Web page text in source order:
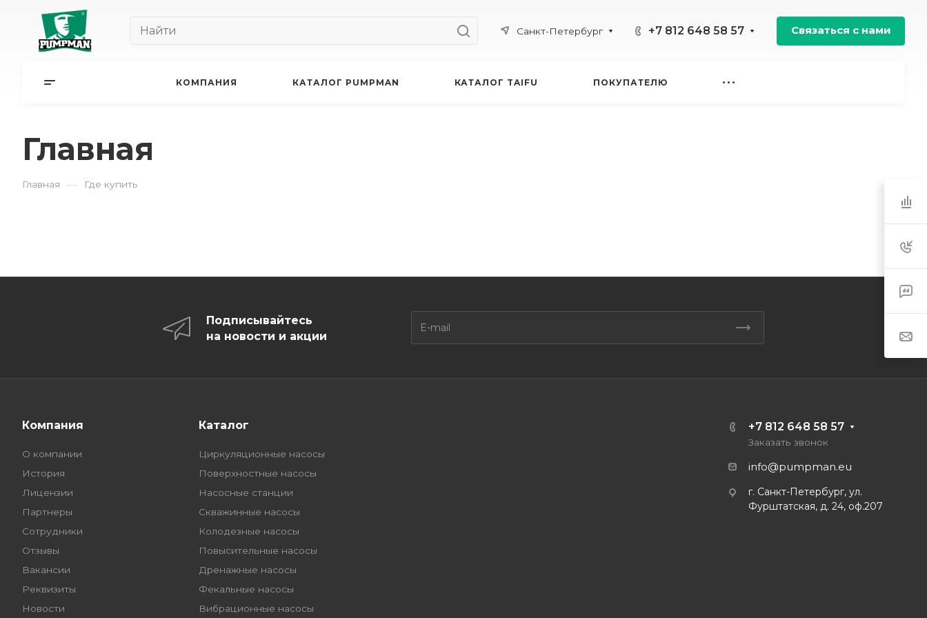
Санкт-Петербург +7 812 648 58 57 Связаться с нами
КОМПАНИЯ КАТАЛОГ PUMPMAN КАТАЛОГ TAIFU ПОКУПАТЕЛЮ
Главная
Главная — Где купить
Подписывайтесь
на новости и акции
Компания
О компании
История
Лицензии
Партнеры
Сотрудники
Отзывы
Вакансии
Реквизиты
Новости
Каталог
Циркуляционные насосы
Поверхностные насосы
Насосные станции
Скважинные насосы
Колодезные насосы
Повысительные насосы
Дренажные насосы
Фекальные насосы
Вибрационные насосы
+7 812 648 58 57
Заказать звонок
info@pumpman.eu
г. Санкт-Петербург, ул.
Фурштатская, д. 24, оф.207